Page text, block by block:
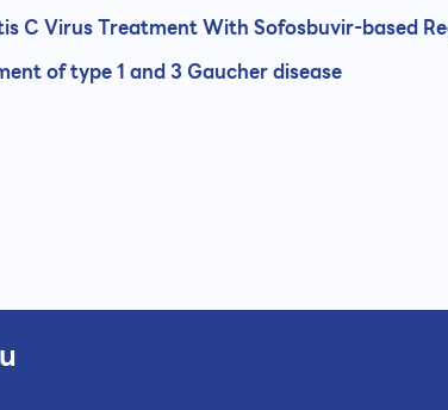
C Virus Treatment With Sofosbuvir-based
of type 1 and 3 Gaucher disease